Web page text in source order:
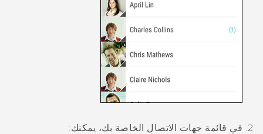
في قائمة جهات الاتصال الخاصة بك، يمكنك: